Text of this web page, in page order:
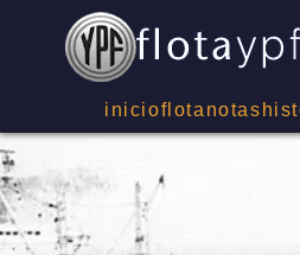
inicioflota notas